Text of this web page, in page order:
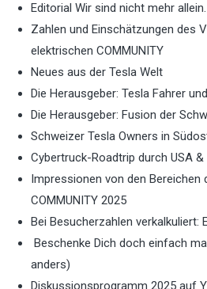
Editorial Wir sind nicht mehr allein.
Zahlen und Einschätzungen des
elektrischen COMMUNITY
Neues aus der Tesla Welt
Die Herausgeber: Tesla Fahrer
Die Herausgeber: Fusion der
Schweizer Tesla Owners in
Cybertruck-Roadtrip durch USA &
Impressionen von den Bereichen
COMMUNITY 2025
Bei Besucherzahlen verkalkuliert:
Beschenke Dich doch einfach
anders)
Diskussionsprogramm 2025 auf